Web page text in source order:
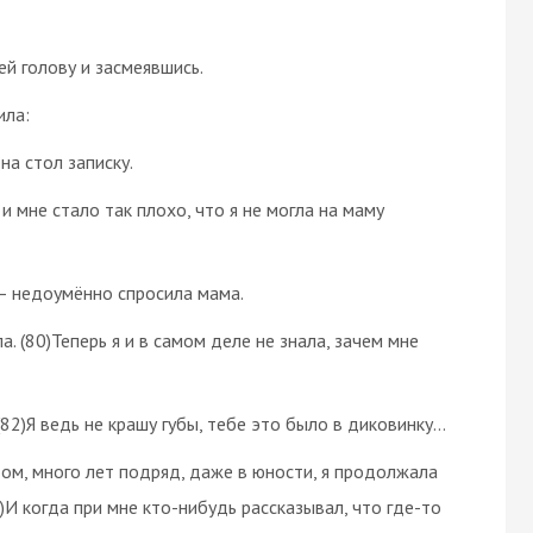
голову и засмеявшись.
стол записку.
мне стало так плохо, что я не могла на маму
недоумённо спросила мама.
(80)Теперь я и в самом деле не знала, зачем мне
ведь не крашу губы, тебе это было в диковинку…
много лет подряд, даже в юности, я продолжала
когда при мне кто-нибудь рассказывал, что где-то